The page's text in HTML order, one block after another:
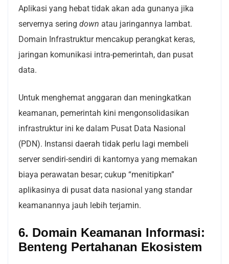
Aplikasi yang hebat tidak akan ada gunanya jika
servernya sering down atau jaringannya lambat.
Domain Infrastruktur mencakup perangkat keras,
jaringan komunikasi intra-pemerintah, dan pusat
data.
Untuk menghemat anggaran dan meningkatkan
keamanan, pemerintah kini mengonsolidasikan
infrastruktur ini ke dalam Pusat Data Nasional
(PDN). Instansi daerah tidak perlu lagi membeli
server sendiri-sendiri di kantornya yang memakan
biaya perawatan besar; cukup “menitipkan”
aplikasinya di pusat data nasional yang standar
keamanannya jauh lebih terjamin.
6. Domain Keamanan Informasi:
Benteng Pertahanan Ekosistem